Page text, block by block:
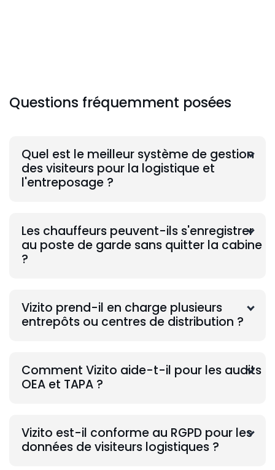
Questions fréquemment posées
Quel est le meilleur système de gestion
des visiteurs pour la logistique et
l'entreposage ?
Les chauffeurs peuvent-ils s'enregistrer
au poste de garde sans quitter la cabine
?
Vizito prend-il en charge plusieurs
entrepôts ou centres de distribution ?
Comment Vizito aide-t-il pour les audits
OEA et TAPA ?
Vizito est-il conforme au RGPD pour les
données de visiteurs logistiques ?